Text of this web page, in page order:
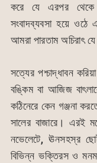
করে যে এরপর থেকে
সংবাদব্যবসা হয়ে ওঠে
আমরা পারতাম অচিরাৎ
সত্যের পশ্চাদ্ধাবন
বঙ্কিম বা আজিজ
কঠিনেরে কেন গঞ্জনা
সালের বাজারে। এরই
নভেলেটে, ঊনসহস্র
বিভিন্ন ভক্তিরস ও